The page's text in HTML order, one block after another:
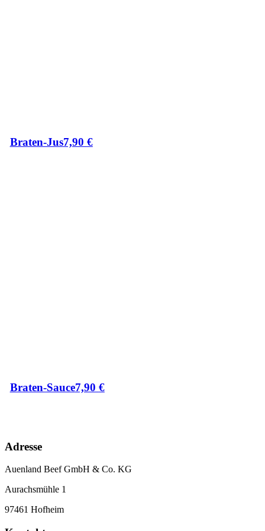
Braten-Jus7,90 €
Braten-Sauce7,90 €
Adresse
Auenland Beef GmbH & Co. KG
Aurachsmühle 1
97461 Hofheim